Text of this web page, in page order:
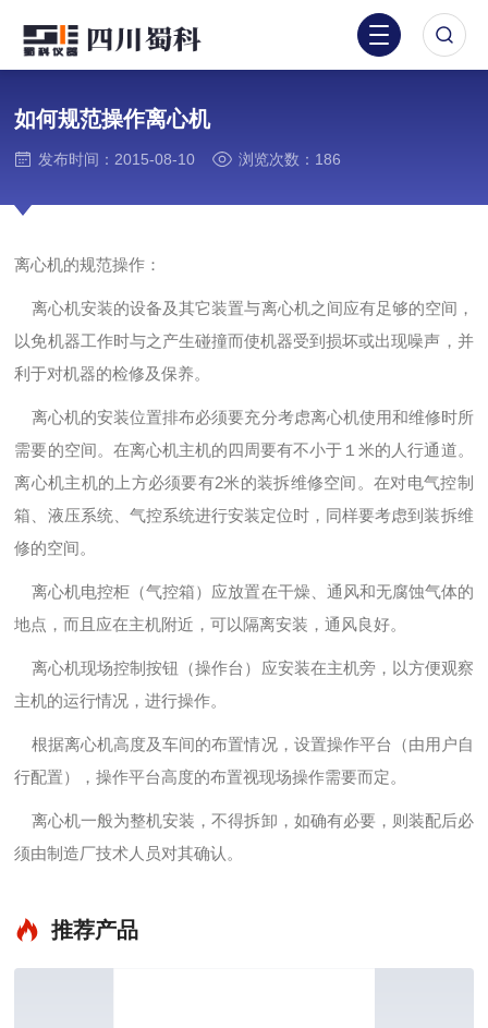
如何规范操作离心机
发布时间：2015-08-10 浏览次数：186
离心机的规范操作：
离心机安装的设备及其它装置与离心机之间应有足够的空间，
以免机器工作时与之产生碰撞而使机器受到损坏或出现噪声，并
利于对机器的检修及保养。
离心机的安装位置排布必须要充分考虑离心机使用和维修时所
需要的空间。在离心机主机的四周要有不小于１米的人行通道。
离心机主机的上方必须要有2米的装拆维修空间。在对电气控制
箱、液压系统、气控系统进行安装定位时，同样要考虑到装拆维
修的空间。
离心机电控柜（气控箱）应放置在干燥、通风和无腐蚀气体的
地点，而且应在主机附近，可以隔离安装，通风良好。
离心机现场控制按钮（操作台）应安装在主机旁，以方便观察
主机的运行情况，进行操作。
根据离心机高度及车间的布置情况，设置操作平台（由用户自
行配置），操作平台高度的布置视现场操作需要而定。
离心机一般为整机安装，不得拆卸，如确有必要，则装配后必
须由制造厂技术人员对其确认。
推荐产品